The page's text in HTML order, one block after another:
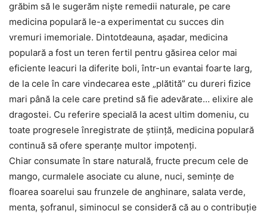
grăbim să le sugerăm niște remedii naturale, pe care
medicina populară le-a experimentat cu succes din
vremuri imemoriale. Dintotdeauna, așadar, medicina
populară a fost un teren fertil pentru găsirea celor mai
eficiente leacuri la diferite boli, într-un evantai foarte larg,
de la cele în care vindecarea este „plătită” cu dureri fizice
mari până la cele care pretind să fie adevărate… elixire ale
dragostei. Cu referire specială la acest ultim domeniu, cu
toate progresele înregistrate de știință, medicina populară
continuă să ofere speranțe multor impotenți.
Chiar consumate în stare naturală, fructe precum cele de
mango, curmalele asociate cu alune, nuci, semințe de
floarea soarelui sau frunzele de anghinare, salata verde,
menta, șofranul, siminocul se consideră că au o contribuție